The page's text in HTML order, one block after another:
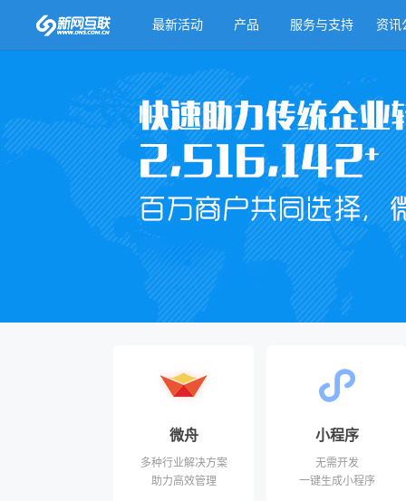
最新活动 产品 服务与支持 资讯
微舟
多种行业解决方案
助力高效管理
小程序
无需开发
一键生成小程序